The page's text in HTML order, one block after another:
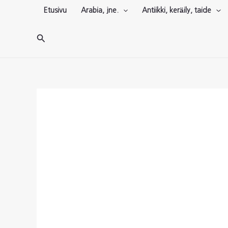
Etusivu Arabia, jne. Antiikki, keräily, taide
Hae